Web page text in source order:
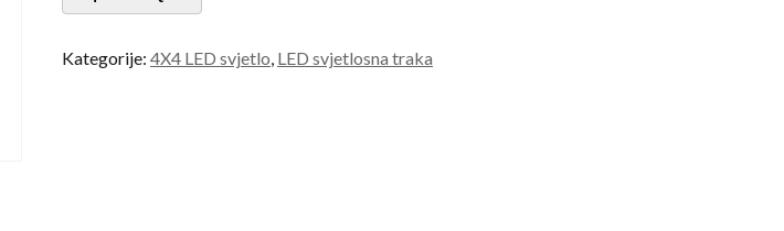
Kategorije: 4X4 LED svjetlo, LED svjetlosna traka